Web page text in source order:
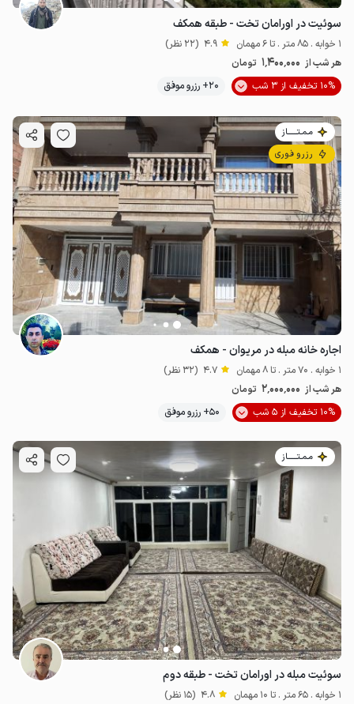
سوئیت در اورامان تخت - طبقه همکف
1 خوابه . 85 متر . تا 6 مهمان 4.9 (22 نظر)
هر شب از 1٬400٬000 تومان
10% تخفیف از 3 شب
20+ رزرو موفق
مـمـتــــــاز
رزرو فوری
اجاره خانه مبله در مریوان - همکف
1 خوابه . 70 متر . تا 8 مهمان 4.7 (32 نظر)
هر شب از 2٬000٬000 تومان
10% تخفیف از 5 شب
50+ رزرو موفق
مـمـتــــــاز
سوئیت مبله در اورامان تخت - طبقه دوم
1 خوابه . 65 متر . تا 10 مهمان 4.8 (15 نظر)